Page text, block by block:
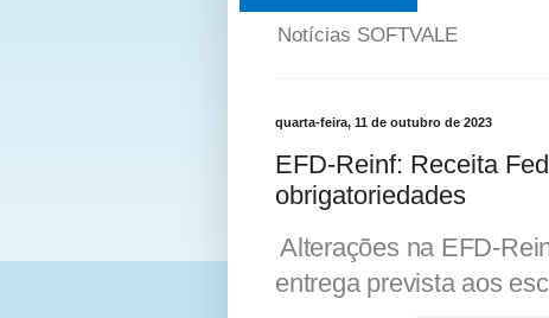
Notícias SOFTVALE
quarta-feira, 11 de outubro de 2023
EFD-Reinf: Receita
obrigatoriedades
Alterações na EFD-
entrega prevista aos